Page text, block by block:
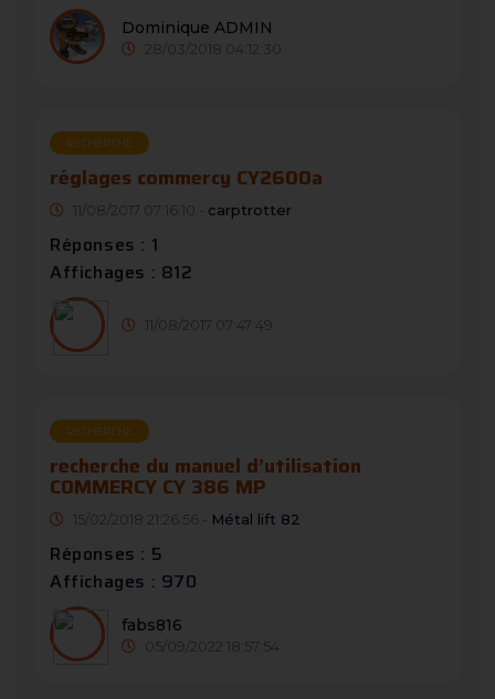
Dominique ADMIN
28/03/2018 04:12:30
RECHERCHE
réglages commercy CY2600a
11/08/2017 07:16:10 - carptrotter
Réponses : 1
Affichages : 812
11/08/2017 07:47:49
RECHERCHE
recherche du manuel d’utilisation
COMMERCY CY 386 MP
15/02/2018 21:26:56 - Métal lift 82
Réponses : 5
Affichages : 970
fabs816
05/09/2022 18:57:54